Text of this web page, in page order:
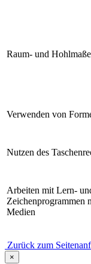
Raum- und Hohlmaße
Verwenden von
Nutzen des
Arbeiten mit Lern-
Zeichenprogrammen
Medien
Zurück zum
×